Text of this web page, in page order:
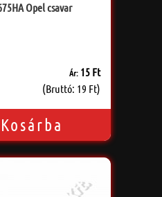
Opel csavar
Ár: 15 Ft
(Bruttó: 19 Ft)
Kosárba